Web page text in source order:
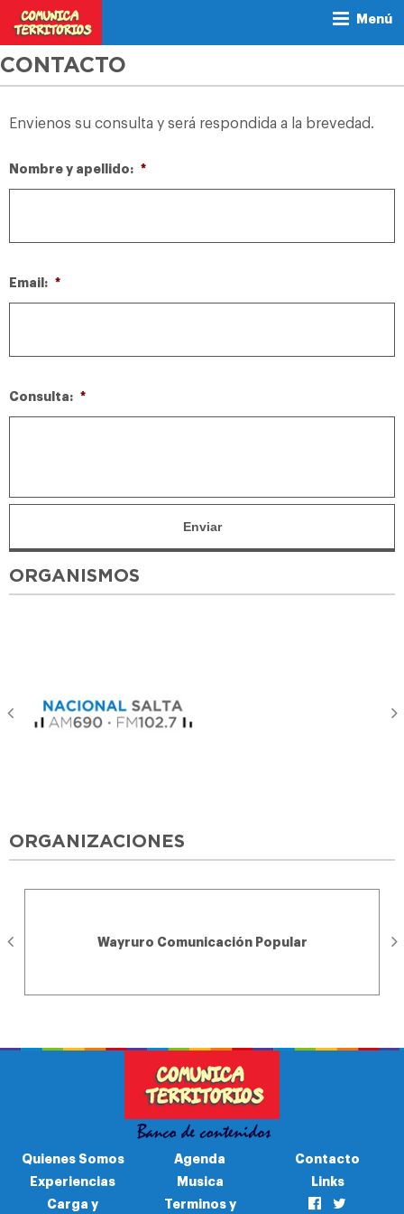
Menú
CONTACTO
Envienos su consulta y será respondida a la brevedad.
Nombre y apellido: *
Email: *
Consulta: *
ORGANISMOS
ORGANIZACIONES
Wayruro Comunicación Popular
Quienes Somos
Experiencias
Carga y
Agenda
Musica
Terminos y
Contacto
Links